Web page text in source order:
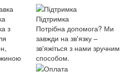
з
Підтримка
Потрібна допомога? Ми
завжди на зв'язку –
зв'яжіться з нами зручним
способом.